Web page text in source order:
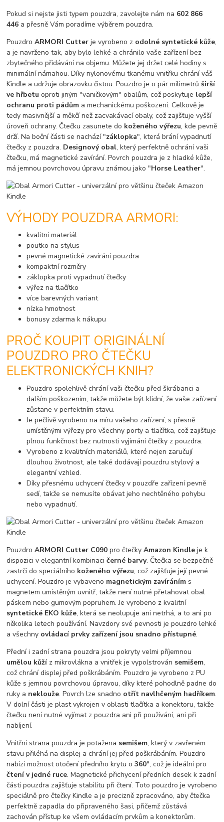
Pokud si nejste jisti typem pouzdra, zavolejte nám na 602 866
446 a přesně Vám poradíme výběrem pouzdra.
Pouzdro ARMORI Cutter je vyrobeno z odolné syntetické kůže,
a je navrženo tak, aby bylo lehké a chránilo vaše zařízení bez
zbytečného přidávání na objemu. Můžete jej držet celé hodiny s
minimální námahou. Díky nylonovému tkanému vnitřku chrání váš
Kindle a udržuje obrazovku čistou. Pouzdro je o pár milimetrů širší
ve hřbetu oproti jiným "vaničkovým" obalům, což poskytuje lepší
ochranu proti pádům a mechanickému poškození. Celkově je
tedy masivnější a měkčí než zacvakávací obaly, což zajišťuje vyšší
úroveň ochrany. Čtečku zasunete do koženého výřezu, kde pevně
drží. Na boční části se nachází "záklopka", která brání vypadnutí
čtečky z pouzdra. Designový obal, který perfektně ochrání vaši
čtečku, má magnetické zavírání. Povrch pouzdra je z hladké kůže,
má jemnou povrchovou úpravu známou jako "Horse Leather".
VÝHODY POUZDRA ARMORI:
kvalitní materiál
poutko na stylus
pevné magnetické zavírání pouzdra
kompaktní rozměry
záklopka proti vypadnutí čtečky
výřez na tlačítko
více barevných variant
nízka hmotnost
bonusy zdarma k nákupu
PROČ KOUPIT ORIGINÁLNÍ
POUZDRO PRO ČTEČKU
ELEKTRONICKÝCH KNIH?
Pouzdro spolehlivě chrání vaši čtečku před škrábanci a
dalším poškozením, takže můžete být klidní, že vaše zařízení
zůstane v perfektním stavu.
Je pečlivě vyrobeno na míru vašeho zařízení, s přesně
umístěnými výřezy pro všechny porty a tlačítka, což zajišťuje
plnou funkčnost bez nutnosti vyjímání čtečky z pouzdra.
Vyrobeno z kvalitních materiálů, které nejen zaručují
dlouhou životnost, ale také dodávají pouzdru stylový a
elegantní vzhled.
Díky přesnému uchycení čtečky v pouzdře zařízení pevně
sedí, takže se nemusíte obávat jeho nechtěného pohybu
nebo vypadnutí.
PouzdroARMORI Cutter C090 pro čtečkyAmazon Kindle je k
dispozici v elegantní kombinacičerné barvy. Čtečka se bezpečně
zastrčí do speciálního koženého výřezu, což zajišťuje její pevné
uchycení. Pouzdro je vybaveno magnetickým zavíráním s
magnetem umístěným uvnitř, takže není nutné přetahovat obal
páskem nebo gumovým popruhem. Je vyrobeno z kvalitní
syntetické EKO kůže, která se neolupuje ani netrhá, a to ani po
několika letech používání. Navzdory své pevnosti je pouzdro lehké
a všechny ovládací prvky zařízení jsou snadno přístupné.
Přední i zadní strana pouzdra jsou pokryty velmi příjemnou
umělou kůžíz mikrovlákna a vnitřek je vypolstrován semišem,
což chrání displej před poškrábáním. Pouzdro je vyrobeno z PU
kůže s jemnou povrchovou úpravou, díky které pohodlně padne do
ruky a neklouže. Povrch lze snadno otřít navlhčeným hadříkem.
V dolní části je plast vykrojen v oblasti tlačítka a konektoru, takže
čtečku není nutné vyjímat z pouzdra ani při používání, ani při
nabíjení.
Vnitřní strana pouzdra je potažena semišem, který v zavřeném
stavu přiléhá na displej a chrání jej před poškrábáním. Pouzdro
nabízí možnost otočení předního krytu o360°, což je ideální pro
čtení v jedné ruce. Magnetické přichycení předních desek k zadní
části pouzdra zajišťuje stabilitu při čtení. Toto pouzdro je vyrobeno
speciálně pro čtečky Kindle a je precizně zpracováno, aby čtečka
perfektně zapadla do připraveného šasi, přičemž zůstává
zachován přístup ke všem ovládacím prvkům a konektorům.